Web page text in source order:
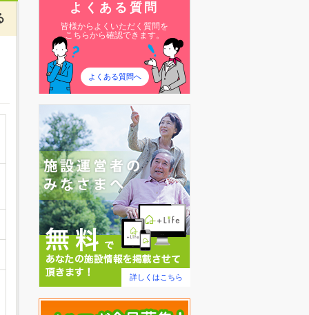
よくある質問
皆様からよくいただく質問を
こちらから確認できます。
よくある質問へ
詳しくはこちら